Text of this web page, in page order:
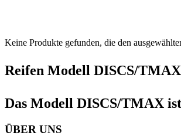
Keine Produkte gefunden, die den
Reifen Modell DISCS/
Das Modell DISCS/TMAX
ÜBER UNS